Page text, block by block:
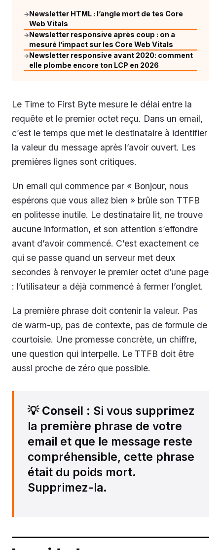
→Newsletter HTML : l’angle mort de tes Core
Web Vitals
→Newsletter responsive après coup : on a
mesuré l’impact sur les Core Web Vitals
→Newsletter responsive avant 2020: comment
elle plombe encore ton LCP en 2026
Le Time to First Byte mesure le délai entre la
requête et le premier octet reçu. Dans un email,
c’est le temps que met le destinataire à identifier
la valeur du message après l’avoir ouvert. Les
premières lignes sont critiques.
Un email qui commence par « Bonjour, nous
espérons que vous allez bien » brûle son TTFB
en politesse inutile. Le destinataire lit, ne trouve
aucune information, et son attention s’effondre
avant d’avoir commencé. C’est exactement ce
qui se passe quand un serveur met deux
secondes à renvoyer le premier octet d’une page
: l’utilisateur a déjà commencé à fermer l’onglet.
La première phrase doit contenir la valeur. Pas
de warm-up, pas de contexte, pas de formule de
courtoisie. Une promesse concrète, un chiffre,
une question qui interpelle. Le TTFB doit être
aussi proche de zéro que possible.
💡 Conseil : Si vous supprimez
la première phrase de votre
email et que le message reste
compréhensible, cette phrase
était du poids mort.
Supprimez-la.